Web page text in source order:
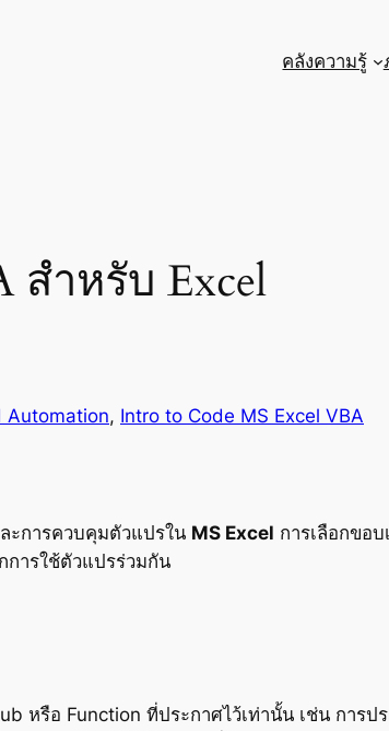
คลังความรู้
ำหรับ Excel
Automation, Intro to Code MS Excel VBA
ะการควบคุมตัวแปรใน MS Excel การเลือกขอ
ารใช้ตัวแปรร่วมกัน
หรือ Function ที่ประกาศไว้เท่านั้น เช่น การป